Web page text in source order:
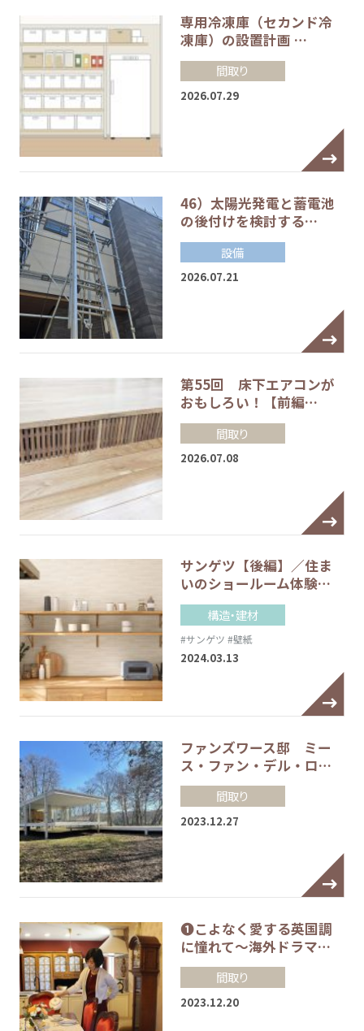
専用冷凍庫（セカンド冷
凍庫）の設置計画 …
間取り
2026.07.29
46）太陽光発電と蓄電池
の後付けを検討する…
設備
2026.07.21
第55回 床下エアコンが
おもしろい！【前編…
間取り
2026.07.08
サンゲツ【後編】／住ま
いのショールーム体験…
構造・建材
#サンゲツ #壁紙
2024.03.13
ファンズワース邸 ミー
ス・ファン・デル・ロ…
間取り
2023.12.27
❶こよなく愛する英国調
に憧れて～海外ドラマ…
間取り
2023.12.20